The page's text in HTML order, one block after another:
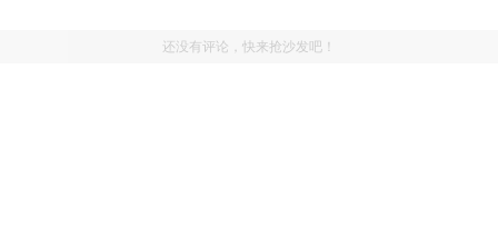
还没有评论，快来抢沙发吧！